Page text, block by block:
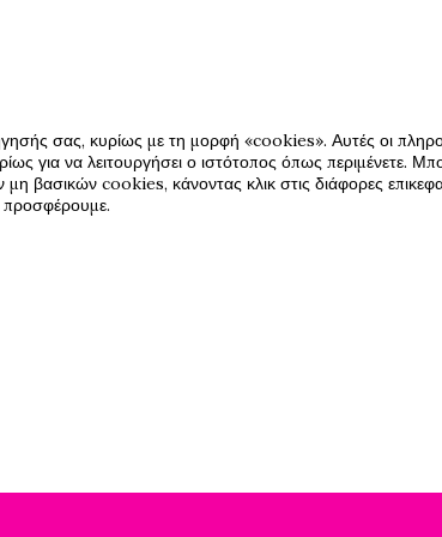
σας, κυρίως με τη μορφή «cookies». Αυτές οι
για να λειτουργήσει ο ιστότοπος όπως περιμένετε.
βασικών cookies, κάνοντας κλικ στις διάφορες
προσφέρουμε.